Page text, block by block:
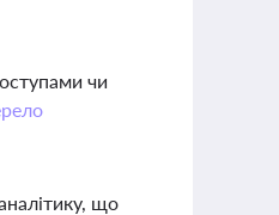
чи
що